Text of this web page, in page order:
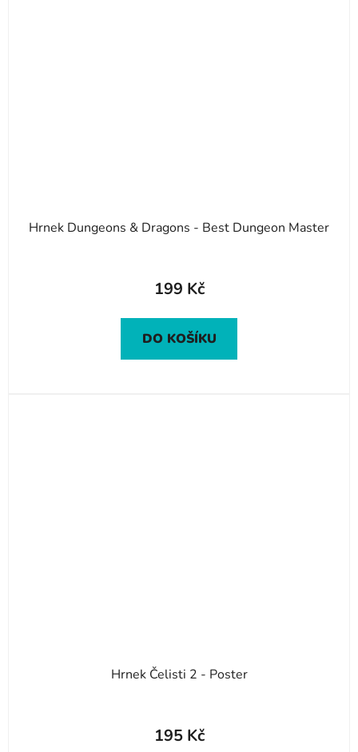
Hrnek Dungeons & Dragons - Best Dungeon Master
199 Kč
DO KOŠÍKU
Hrnek Čelisti 2 - Poster
195 Kč